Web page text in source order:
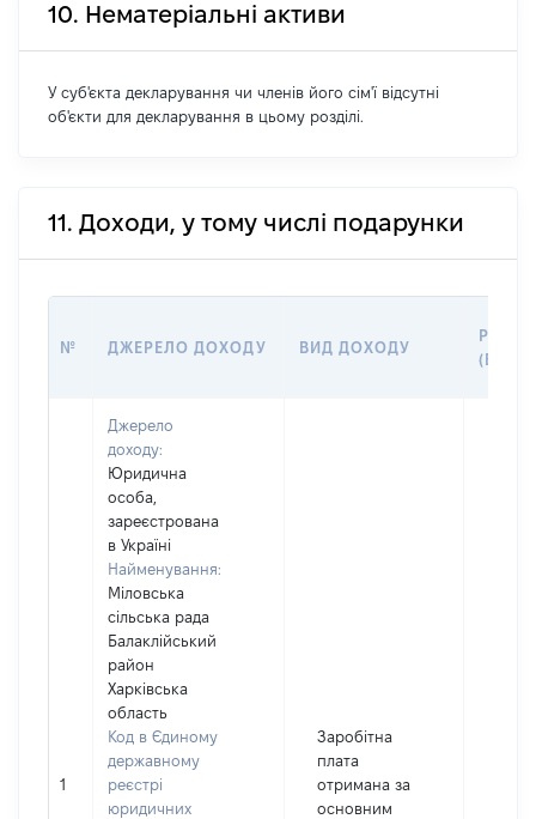
10. Нематеріальні активи
У суб'єкта декларування чи членів його сім'ї відсутні
об'єкти для декларування в цьому розділі.
11. Доходи, у тому числі подарунки
№ ДЖЕРЕЛО ДОХОДУ ВИД ДОХОДУ
1
Джерело
доходу:
Юридична
особа,
зареєстрована
в Україні
Найменування:
Міловська
сільська рада
Балаклійський
район
Харківська
область
Код в Єдиному
державному
реєстрі
юридичних
Заробітна
плата
отримана за
основним